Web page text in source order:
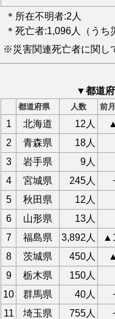
＊所在不明者:2人
＊死亡者:1,096人（う
※災害関連死亡者に関し
▼都道
都道府県 人数 前
1 北海道 12人
2
青森県 18人
3
岩手県 9人
4
宮城県 245人
5
秋田県 12人
6
山形県 13人
7
福島県 3,892人
8
茨城県 450人
9
栃木県 150人
10
群馬県 40人
11
埼玉県 755人